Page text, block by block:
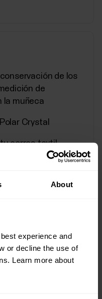
About
experience and
or decline the use of
Learn more about
de
Polar Beat y
de segundo plano
que se enumeran a
Plus
la
y muestra cuánto
de los
de
la muñeca
Crystal
correa textil
Polar?